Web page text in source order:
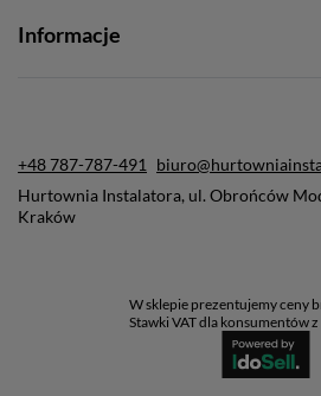
Informacje
+48 787-787-491
Hurtownia Instalatora, ul. Obrońców
Kraków
W sklepie prezentujemy ceny
Stawki VAT dla konsumentów